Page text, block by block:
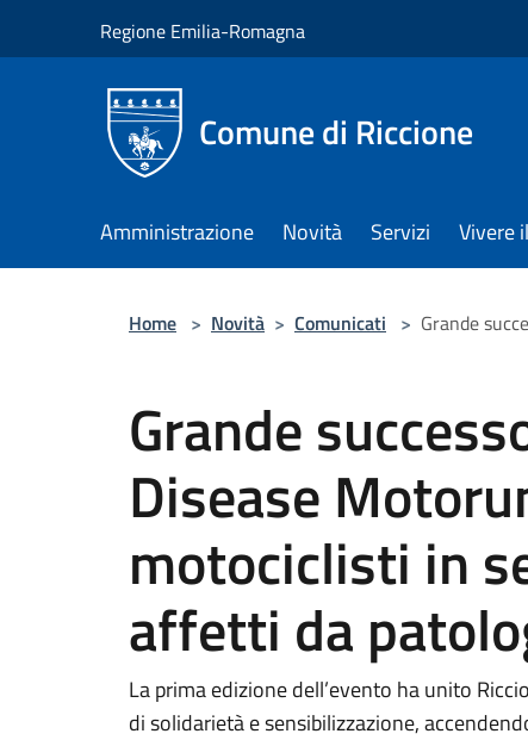
Regione Emilia-Romagna
Comune di Riccione
Amministrazione Novità Servizi Vivere
Home > Novità > Comunicati > Grande
Grande
Disease
motociclisti in
affetti da
La prima edizione dell’evento ha unito
di solidarietà e sensibilizzazione,